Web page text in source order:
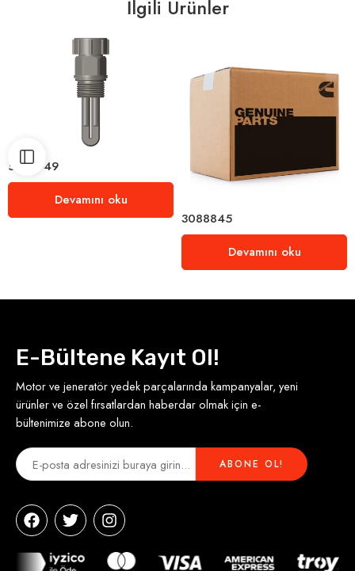
İlgili Ürünler
5320949
Devamını oku
3088845
Devamını oku
E-Bültene Kayıt Ol!
Motor ve jeneratör yedek parçalarında kampanyalar, yeni
ürünler ve özel fırsatlardan haberdar olmak için e-
bültenimize abone olun.